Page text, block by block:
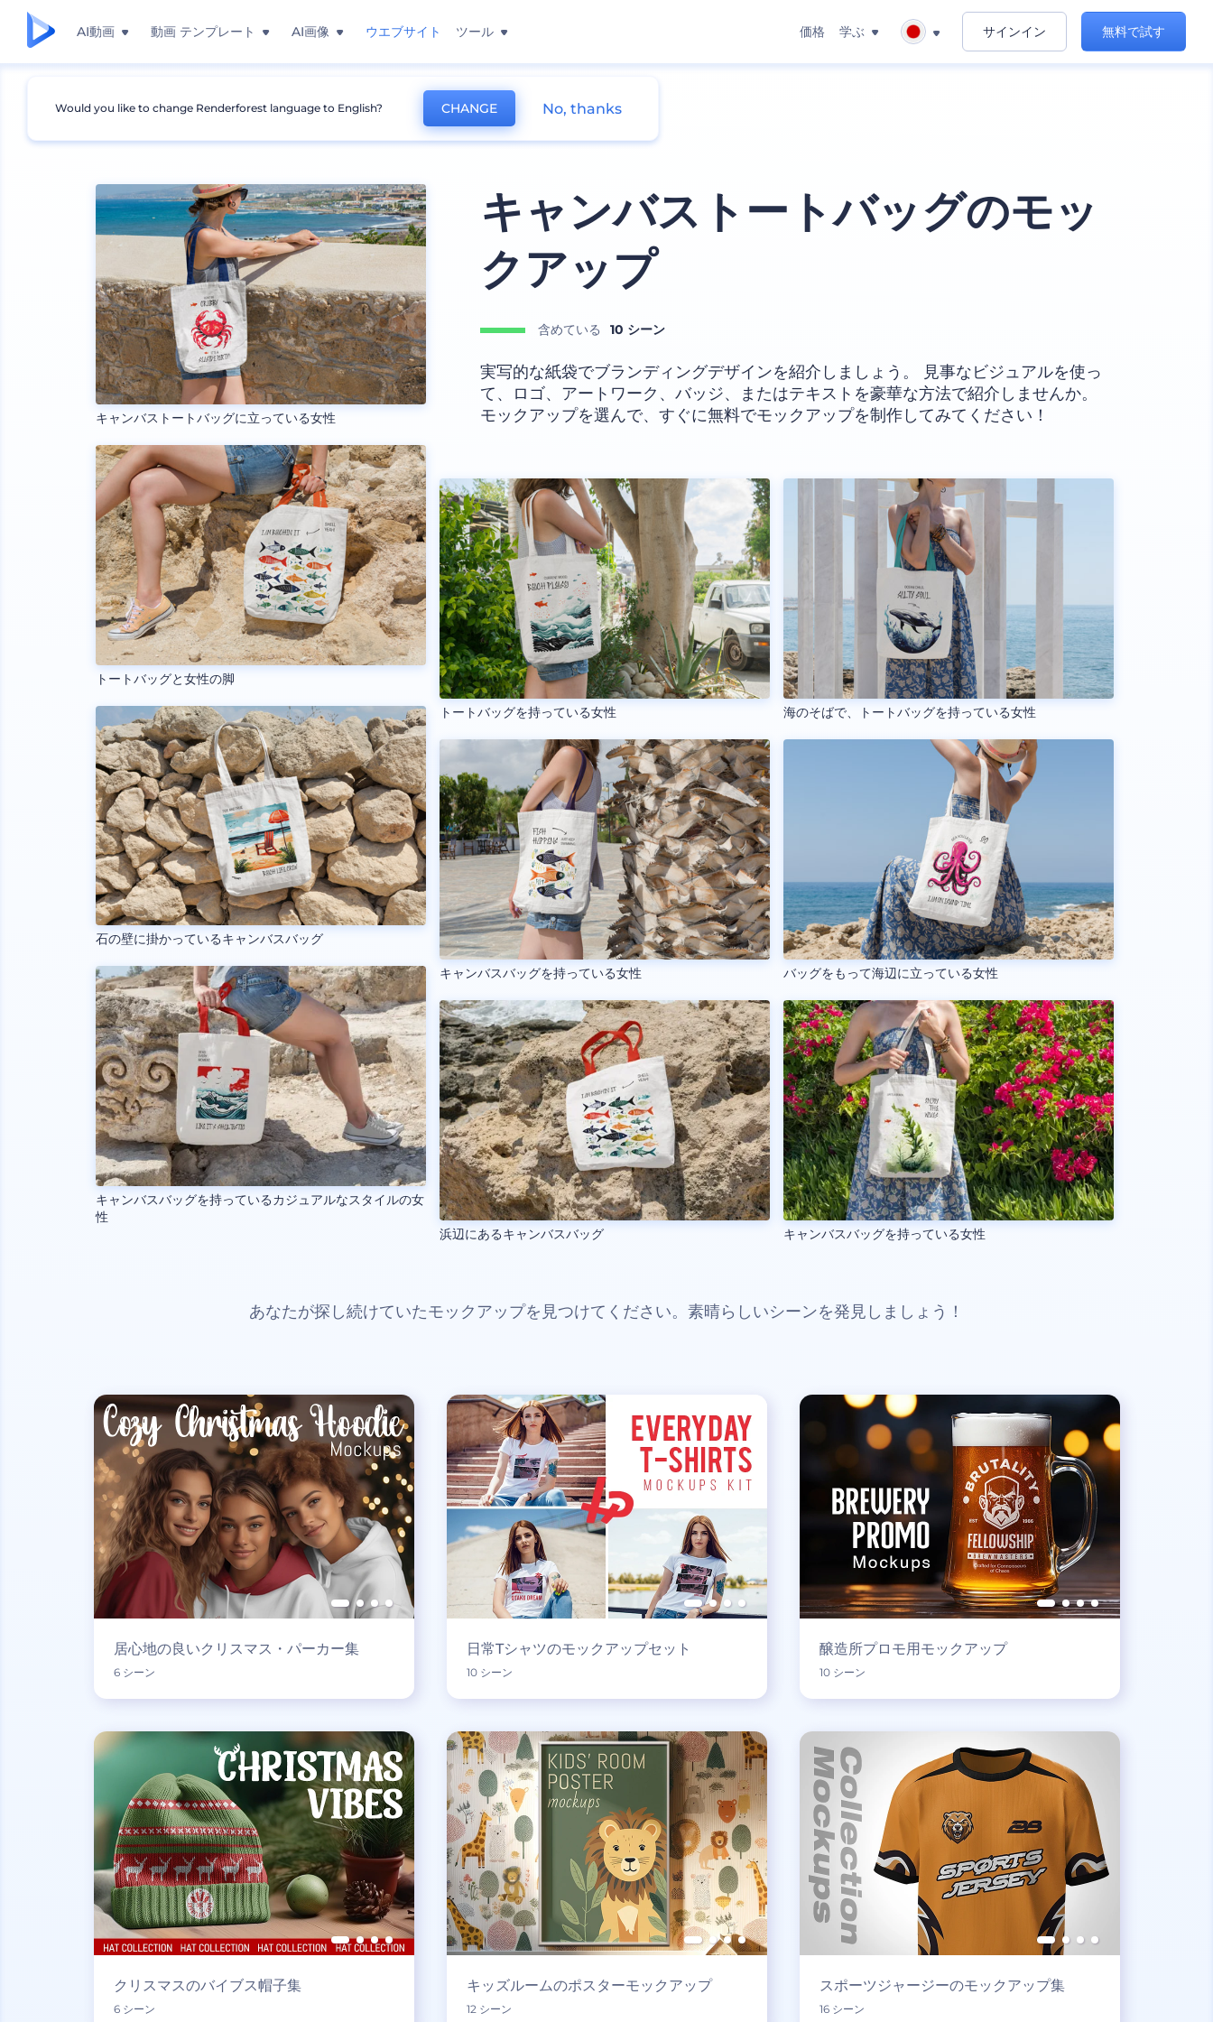
AI動画 動画 テンプレート AI画像 ウエブサイト ツール 価格 学ぶ サインイン 無料で試す
モックアップ 包装 カバンのモックアップ
キャンバストートバッグに立っている女性
トートバッグと女性の脚
石の壁に掛かっているキャンバスバッグ
キャンバスバッグを持っているカジュアルなスタイルの女
性
キャンバストートバッグのモッ
クアップ
含めている 10 シーン
実写的な紙袋でブランディングデザインを紹介しましょう。 見事なビジュアルを使っ
て、ロゴ、アートワーク、バッジ、またはテキストを豪華な方法で紹介しませんか。
モックアップを選んで、すぐに無料でモックアップを制作してみてください！
トートバッグを持っている女性
キャンバスバッグを持っている女性
浜辺にあるキャンバスバッグ
海のそばで、トートバッグを持っている女性
バッグをもって海辺に立っている女性
キャンバスバッグを持っている女性
あなたが探し続けていたモックアップを見つけてください。素晴らしいシーンを発見しましょう！
居心地の良いクリスマス・パーカー集
6 シーン
日常Tシャツのモックアップセット
10 シーン
醸造所プロモ用モックアップ
10 シーン
クリスマスのバイブス帽子集
6 シーン
キッズルームのポスターモックアップ
12 シーン
スポーツジャージーのモックアップ集
16 シーン
Would you like to change Renderforest language to English? CHANGE No, thanks